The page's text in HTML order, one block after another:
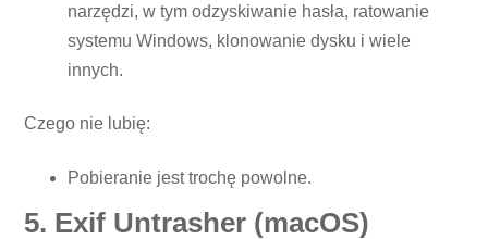
narzędzi, w tym odzyskiwanie hasła, ratowanie
systemu Windows, klonowanie dysku i wiele
innych.
Czego nie lubię:
Pobieranie jest trochę powolne.
5. Exif Untrasher (macOS)